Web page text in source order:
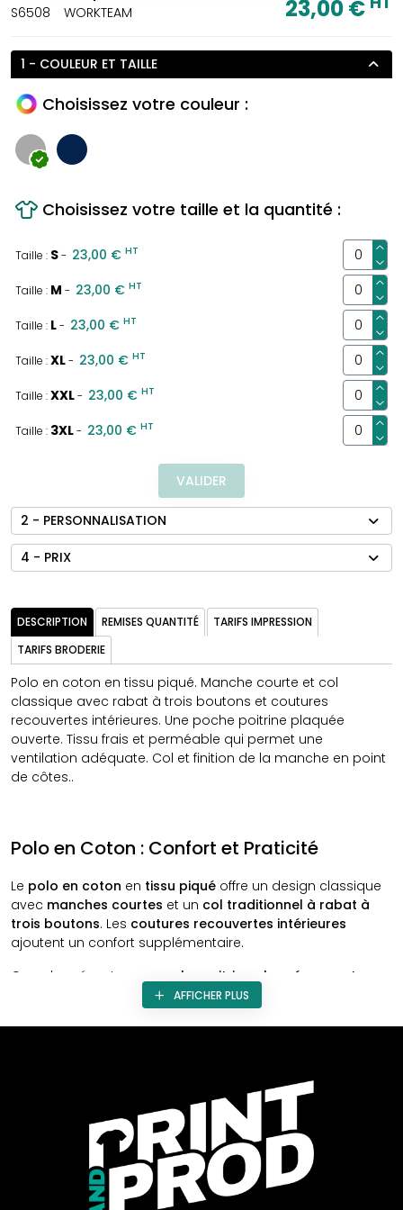
S6508 WORKTEAM 23,00 €
1 - COULEUR ET TAILLE
Choisissez votre couleur :
Choisissez votre taille et la quantité :
Taille : S- 23,00 € HT
Taille : M - 23,00 € HT
Taille : L- 23,00 € HT
Taille :XL- 23,00 € HT
Taille :XXL- 23,00 € HT
Taille : 3XL- 23,00 € HT
VALIDER
2 - PERSONNALISATION
4 - PRIX
DESCRIPTION REMISES QUANTITÉ
TARIFS IMPRESSION
TARIFS BRODERIE
Polo en coton en tissu piqué. Manche courte et col
classique avec rabat à trois boutons et coutures
recouvertes intérieures. Une poche poitrine plaquée
ouverte. Tissu frais et perméable qui permet une
ventilation adéquate. Col et finition de la manche en point
de côtes..
Polo en Coton : Confort et Praticité
Le polo en coton en tissu piqué offre un design classique
avec manches courtes et un col traditionnel à rabat à
trois boutons. Les coutures recouvertes intérieures
ajoutent un confort supplémentaire.
Ce polo présente une
poche poitrine plaquée ouverte
pratique pour ranger de petits objets. Fabriqué dans un
tissu frais et perméable, il assure uneventilation
personnalisé
avec différents types
marquage, adapté pour une
communication
ou pour refléter un esprit corporate
rapport qualité-prix , ce polo allie confort et
praticité sans compromis.
AFFICHER PLUS